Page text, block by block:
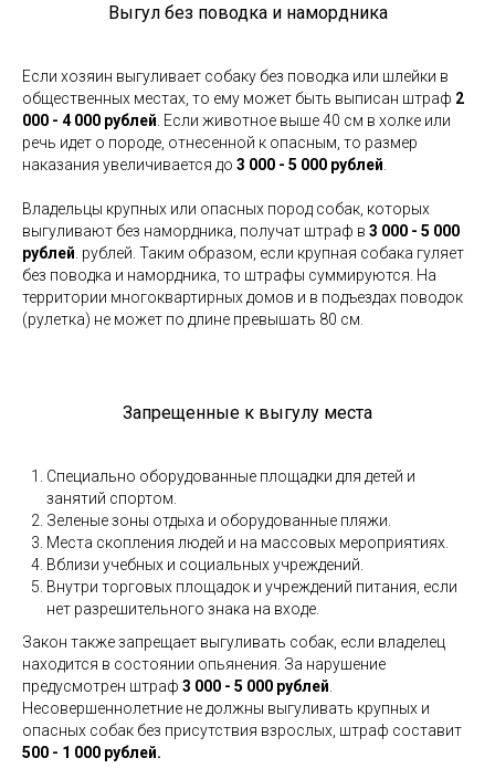
Выгул без поводка и намордника
Если хозяин выгуливает собаку без поводка или шлейки в
общественных местах, то ему может быть выписан штраф 2
000 - 4 000 рублей . Если животное выше 40 см в холке или
речь идет о породе, отнесенной к опасным, то размер
наказания увеличивается до 3 000 - 5 000 рублей
Владельцы крупных или опасных пород собак, которых
выгуливают без намордника, получат штраф в 3 000 - 5 000
рублей . рублей. Таким образом, если крупная собака гуляет
без поводка и намордника, то штрафы суммируются. На
территории многоквартирных домов и в подъездах поводок
(рулетка) не может по длине превышать 80 см.
Запрещенные к выгулу места
Специально оборудованные площадки для детей и
занятий спортом.
Зеленые зоны отдыха и оборудованные пляжи.
Места скопления людей и на массовых мероприятиях.
Вблизи учебных и социальных учреждений.
Внутри торговых площадок и учреждений питания, если
нет разрешительного знака на входе.
Закон также запрещает выгуливать собак, если владелец
находится в состоянии опьянения. За нарушение
предусмотрен штраф 3 000 - 5 000 рублей
Несовершеннолетние не должны выгуливать крупных и
опасных собак без присутствия взрослых, штраф составит
500 - 1 000 рублей.